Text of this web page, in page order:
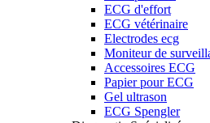
ECG d'effort
ECG vétérinaire
Electrodes ecg
Moniteur de
Accessoires ECG
Papier pour ECG
Gel ultrason
ECG Spengler